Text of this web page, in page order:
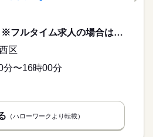
1,141円〜1,141円 ※フルタイム求人の場合は月額（換算額）、パート求人の場合は時間額を表示しています。
区
分〜16時00分
（ハローワークより転載）